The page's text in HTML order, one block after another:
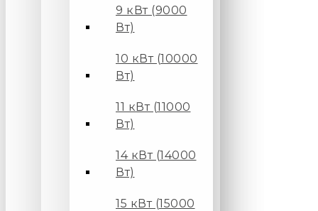
9 кВт (9000
Вт)
10 кВт (10000
Вт)
11 кВт (11000
Вт)
14 кВт (14000
Вт)
15 кВт (15000